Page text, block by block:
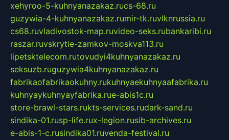
xehyroo-5-kuhnyanazakaz.rucs-68.ru
guzywia-4-kuhnyanazakaz.rumir-tk.ruvlknrussia.ru
cs68.ruvladivostok-map.ruvideo-seks.rubankaribi.ru
raszar.ruvskrytie-zamkov-moskva113.ru
lipetsktelecom.rutovudyi4kuhnyanazakaz.ru
seksuzb.ruguzywia4kuhnyanazakaz.ru
fabrikaofabrikaokuhny.rukuhnyaekuhnyaafabrika.ru
kuhnyaykuhnyayfabrika.rue-abis1c.ru
store-brawl-stars.rukts-services.rudark-sand.ru
sindika-01.rusp-life.rux-legion.rusib-archives.ru
e-abis-1-c.rusindika01.ruvenda-festival.ru